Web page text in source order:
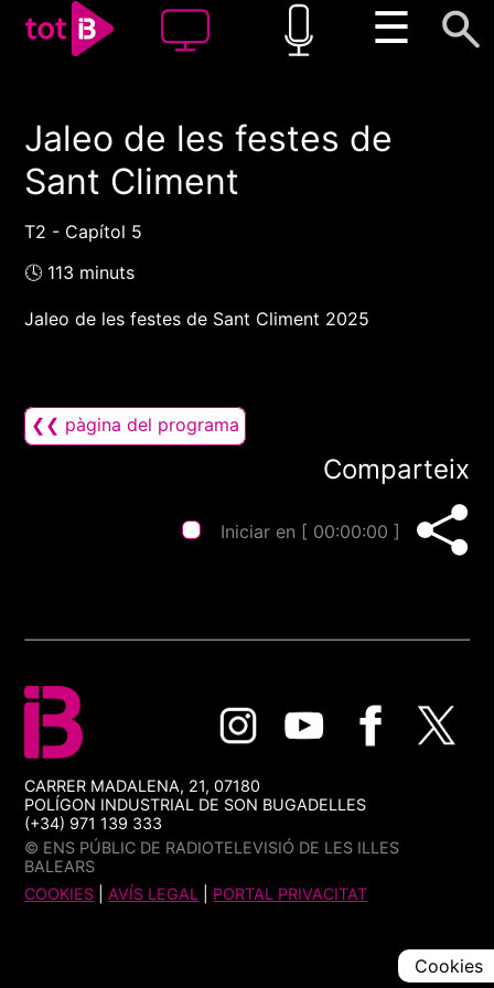
☰
00:00 00:00
1x
Jaleo de les festes de
Sant Climent
T2 - Capítol 5
🕓 113 minuts
Jaleo de les festes de Sant Climent 2025
❮❮ pàgina del programa
Comparteix
Iniciar en [ 00:00:00 ]
CARRER MADALENA, 21, 07180
POLÍGON INDUSTRIAL DE SON BUGADELLES
(+34) 971 139 333
© ENS PÚBLIC DE RADIOTELEVISIÓ DE LES ILLES
BALEARS
COOKIES |AVÍS LEGAL PORTAL PRIVACITAT
Cookies